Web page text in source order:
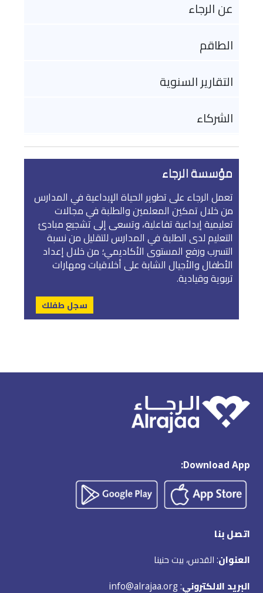
عن الرجاء
الطاقم
التقارير السنوية
الشركاء
مؤسسة الرجاء
تعمل الرجاء على تطوير الحياة الإبداعية في المدارس
من خلال تمكين المعلمين والطلبة في مجالات
تعليمية إبداعية تفاعلية، وتسعى إلى تشجيع مبادئ
التعليم لدى الطلبة في المدارس للتقليل من نسبة
التسرب ورفع المستوى الأكاديمي؛ من خلال إعداد
الأطفال والأجيال الشابة على أخلاقيات ومهارات
تربوية وقيادية.
سجل طفلك
Download App:
اتصل بنا
العنوان: القدس، بيت حنينا
البريد الالكتروني: info@alrajaa.org